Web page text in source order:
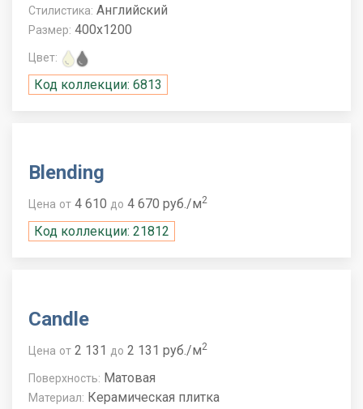
Стилистика: Английский
Размер: 400x1200
Цвет:
Код коллекции: 6813
Blending
Цена от 4 610 до 4 670 руб./м2
Код коллекции: 21812
Candle
Цена от 2 131 до 2 131 руб./м2
Поверхность: Матовая
Материал: Керамическая плитка